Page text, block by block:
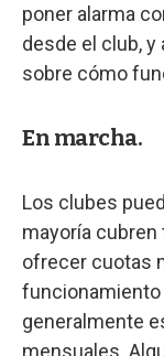
poner alarma
desde el club, y
sobre cómo
En marcha.
Los clubes
mayoría
ofrecer cuotas
generalmente
mensuales.